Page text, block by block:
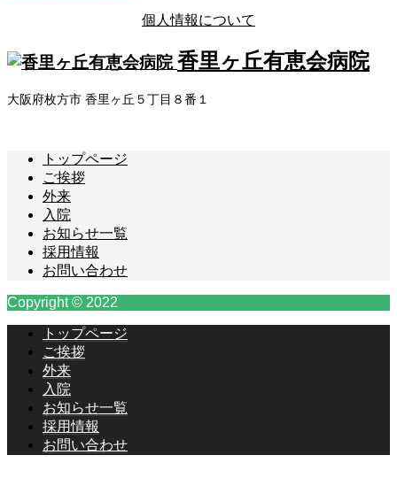
個人情報について
香里ヶ丘有恵会病院
大阪府枚方市 香里ヶ丘５丁目８番１
トップページ
ご挨拶
外来
入院
お知らせ一覧
採用情報
お問い合わせ
Copyright © 2022
トップページ
ご挨拶
外来
入院
お知らせ一覧
採用情報
お問い合わせ